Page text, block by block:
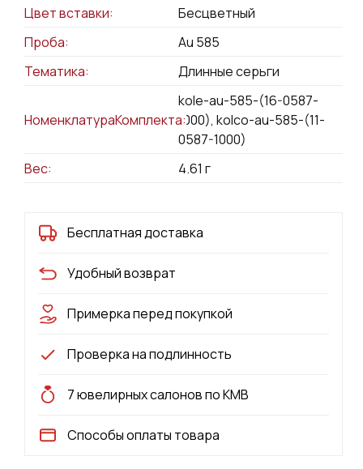
Цвет вставки:
Бесцветный
Проба:
Au 585
Тематика:
Длинные серьги
НоменклатураКомплекта:
kole-au-585-(16-0587-
1000), kolco-au-585-(11-
0587-1000)
Вес:
4.61 г
Бесплатная доставка
Удобный возврат
Примерка перед покупкой
Проверка на подлинность
7 ювелирных салонов по КМВ
Способы оплаты товара